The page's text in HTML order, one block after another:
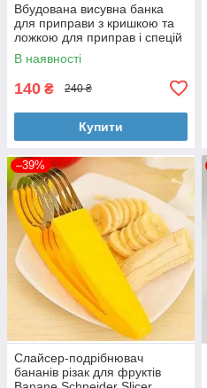
Вбудована висувна банка
для приправи з кришкою та
ложкою для приправ і спецій
MINI MIXER
В наявності
140 ₴ 240 ₴
Купити
–39%
Слайсер-подрібнювач
бананів різак для фруктів